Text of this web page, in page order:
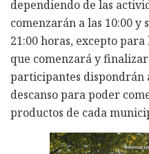
dependiendo de las
comenzarán a las 10:00 y
21:00 horas, excepto
que comenzará y
participantes dispondrán
descanso para poder
productos de cada